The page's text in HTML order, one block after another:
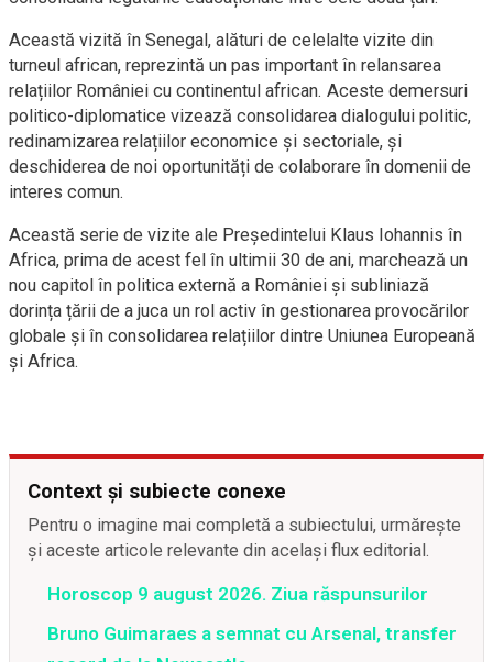
Această vizită în Senegal, alături de celelalte vizite din
turneul african, reprezintă un pas important în relansarea
relațiilor României cu continentul african. Aceste demersuri
politico-diplomatice vizează consolidarea dialogului politic,
redinamizarea relațiilor economice și sectoriale, și
deschiderea de noi oportunități de colaborare în domenii de
interes comun.
Această serie de vizite ale Președintelui Klaus Iohannis în
Africa, prima de acest fel în ultimii 30 de ani, marchează un
nou capitol în politica externă a României și subliniază
dorința țării de a juca un rol activ în gestionarea provocărilor
globale și în consolidarea relațiilor dintre Uniunea Europeană
și Africa.
Context și subiecte conexe
Pentru o imagine mai completă a subiectului, urmărește
și aceste articole relevante din același flux editorial.
Horoscop 9 august 2026. Ziua răspunsurilor
Bruno Guimaraes a semnat cu Arsenal, transfer